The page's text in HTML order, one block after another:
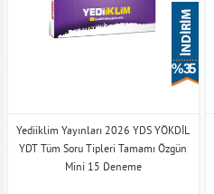
% 35
Yediiklim Yayınları 2026 YDS YÖKDİL
YDT Tüm Soru Tipleri Tamamı Özgün
Mini 15 Deneme